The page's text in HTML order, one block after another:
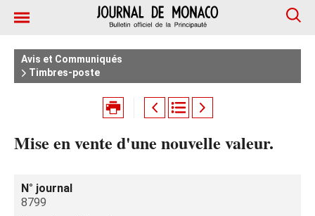
Avis et Communiqués
Timbres-poste
Mise en vente d'une nouvelle valeur.
N° journal
8799